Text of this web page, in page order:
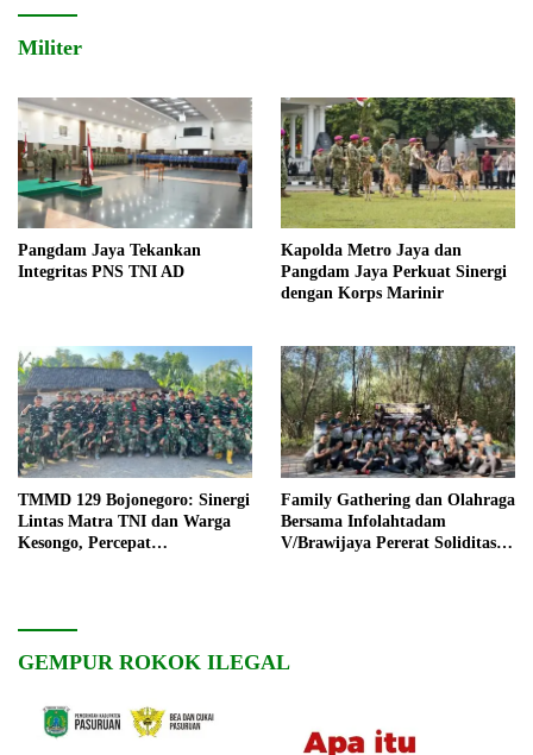
Militer
Pangdam Jaya Tekankan
Integritas PNS TNI AD
Kapolda Metro Jaya dan
Pangdam Jaya Perkuat Sinergi
dengan Korps Marinir
TMMD 129 Bojonegoro: Sinergi
Lintas Matra TNI dan Warga
Kesongo, Percepat
Family Gathering dan Olahraga
Bersama Infolahtadam
V/Brawijaya Pererat Soliditas
GEMPUR ROKOK ILEGAL